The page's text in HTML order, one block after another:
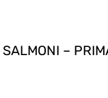
SALMONI –